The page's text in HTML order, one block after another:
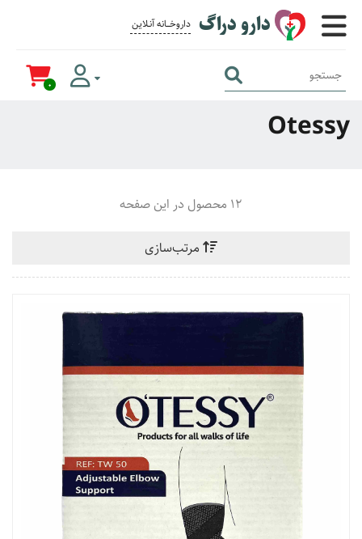
دارو دراگ داروخــــانه آنــلاین برای همــه
0
Otessy
12 محصول در این صفحه
مرتب‌سازی